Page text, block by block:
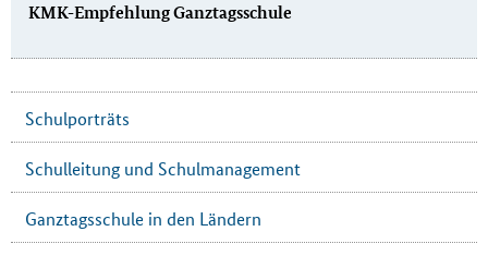
KMK-Empfehlung Ganztagsschule
Schulporträts
Schulleitung und Schulmanagement
Ganztagsschule in den Ländern